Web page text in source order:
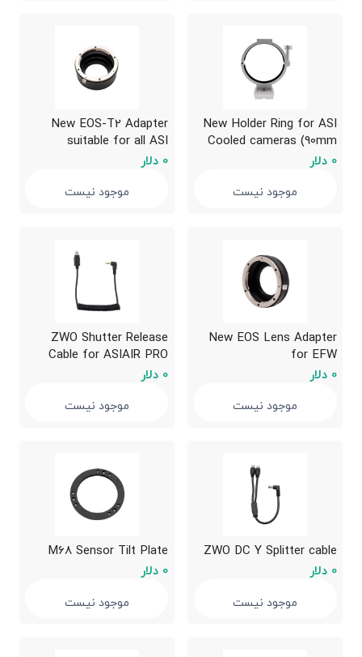
New Holder Ring for ASI
Cooled cameras (90mm
diameter)
0 دلار
موجود نیست
New EOS-T2 Adapter
suitable for all ASI
cameras
0 دلار
موجود نیست
New EOS Lens Adapter
for EFW
0 دلار
موجود نیست
ZWO Shutter Release
Cable for ASIAIR PRO
0 دلار
موجود نیست
ZWO DC Y Splitter cable
0 دلار
موجود نیست
M68 Sensor Tilt Plate
0 دلار
موجود نیست